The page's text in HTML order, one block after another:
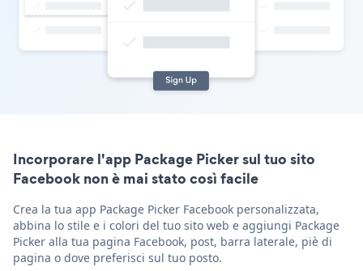
Incorporare l'app Package Picker sul tuo sito
Facebook non è mai stato così facile
Crea la tua app Package Picker Facebook personalizzata,
abbina lo stile e i colori del tuo sito web e aggiungi Package
Picker alla tua pagina Facebook, post, barra laterale, piè di
pagina o dove preferisci sul tuo posto.